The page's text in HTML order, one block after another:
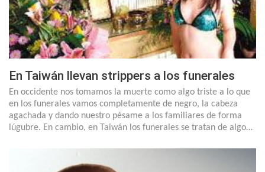
En Taiwán llevan strippers a los funerales
En occidente nos tomamos la muerte como algo triste a lo que
en los funerales vamos completamente de negro, la cabeza
agachada y dando nuestro pésame a los familiares de forma
lúgubre. En cambio, en Taiwán los funerales se tratan de algo…